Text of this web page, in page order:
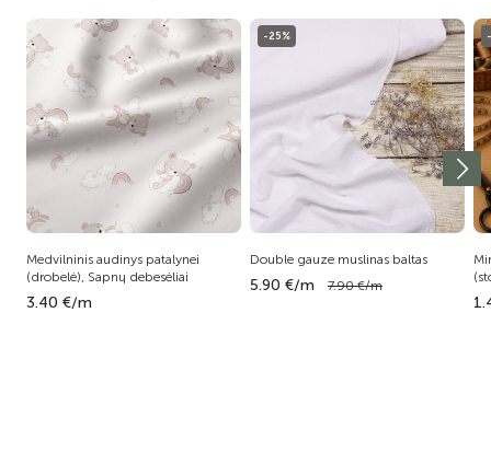
Medvilninis audinys patalynei
(drobelė), Sapnų debesėliai
3.40 €/m
-25%
Double gauze muslinas baltas
5.90 €/m 7.90 €/m